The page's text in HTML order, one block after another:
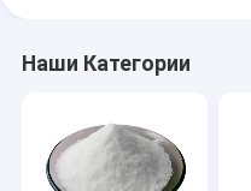
Дом
Ролики
Наши Категории